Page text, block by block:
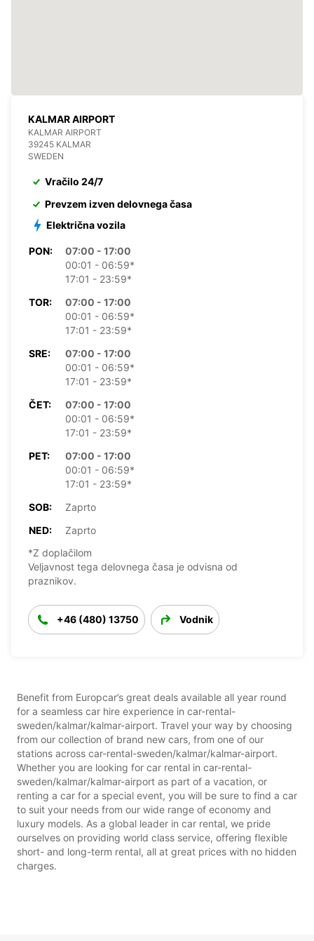
KALMAR AIRPORT
KALMAR AIRPORT
39245 KALMAR
SWEDEN
Vračilo 24/7
Prevzem izven delovnega časa
Električna vozila
PON:
07:00 - 17:00
00:01 - 06:59*
17:01 - 23:59*
TOR:
07:00 - 17:00
00:01 - 06:59*
17:01 - 23:59*
SRE:
07:00 - 17:00
00:01 - 06:59*
17:01 - 23:59*
ČET:
07:00 - 17:00
00:01 - 06:59*
17:01 - 23:59*
PET:
07:00 - 17:00
00:01 - 06:59*
17:01 - 23:59*
SOB:
Zaprto
NED:
Zaprto
*Z doplačilom
Veljavnost tega delovnega časa je odvisna od
praznikov.
+46 (480) 13750 Vodnik
Benefit from Europcar’s great deals available all year round
for a seamless car hire experience in car-rental-
sweden/kalmar/kalmar-airport. Travel your way by choosing
from our collection of brand new cars, from one of our
stations across car-rental-sweden/kalmar/kalmar-airport.
Whether you are looking for car rental in car-rental-
sweden/kalmar/kalmar-airport as part of a vacation, or
renting a car for a special event, you will be sure to find a car
to suit your needs from our wide range of economy and
luxury models. As a global leader in car rental, we pride
ourselves on providing world class service, offering flexible
short- and long-term rental, all at great prices with no hidden
charges.